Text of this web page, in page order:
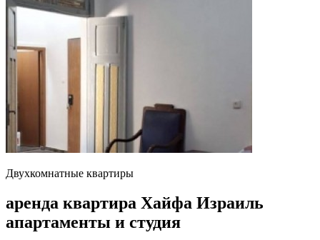
Двухкомнатные квартиры
аренда квартира Хайфа Израиль
апартаменты и студия